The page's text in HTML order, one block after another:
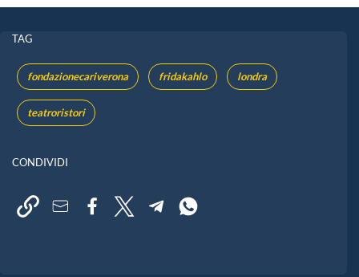
TAG
fondazionecariverona fridakahlo londra
teatroristori
CONDIVIDI